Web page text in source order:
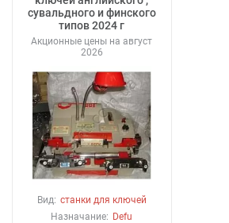
сувальдного и финского
типов 2024 г
Акционные цены на август
2026
Вид: станки для ключей
Назначание: Defu